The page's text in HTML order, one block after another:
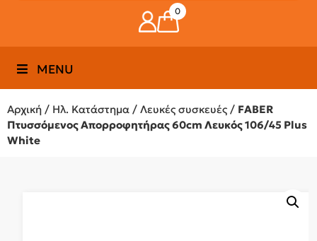
0
MENU
Αρχική / Ηλ. Κατάστημα / Λευκές συσκευές / FABER
Πτυσσόμενος Απορροφητήρας 60cm Λευκός 106/45 Plus
White